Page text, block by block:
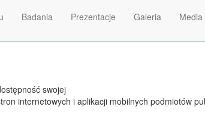
Badania Prezentacje Galeria
swojej
internetowych i aplikacji mobilnych podmiotów